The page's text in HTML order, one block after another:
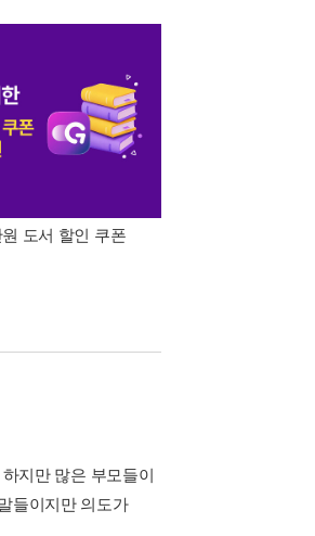
도서 할인 쿠폰
지만 많은 부모들이
들이지만 의도가